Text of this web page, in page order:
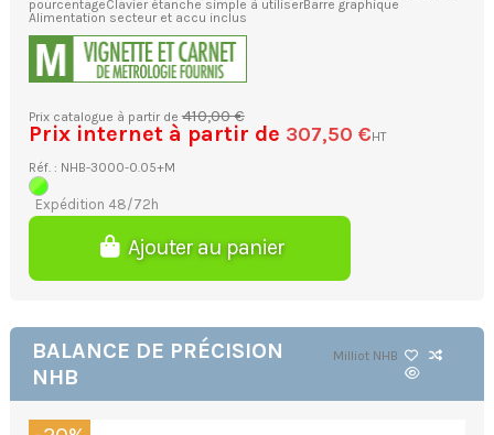
pourcentageClavier étanche simple à utiliserBarre graphique
Alimentation secteur et accu inclus
Prix catalogue à partir de410,00 €
Prix internet à partir de 307,50 €HT
Réf. : NHB-3000-0.05+M
Expédition 48/72h
Ajouter au panier
BALANCE DE PRÉCISION
NHB
Milliot NHB